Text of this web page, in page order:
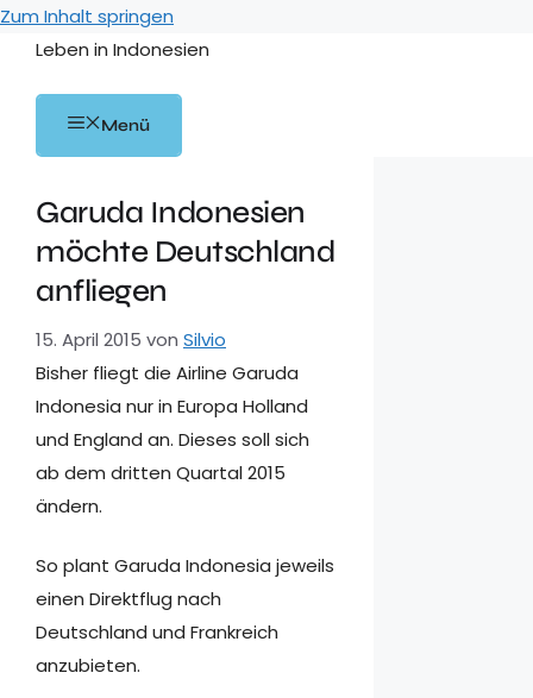
Zum Inhalt springen
Leben in Indonesien
Menü
Garuda Indonesien
möchte Deutschland
anfliegen
15. April 2015 von Silvio
Bisher fliegt die Airline Garuda
Indonesia nur in Europa Holland
und England an. Dieses soll sich
ab dem dritten Quartal 2015
ändern.
So plant Garuda Indonesia jeweils
einen Direktflug nach
Deutschland und Frankreich
anzubieten.